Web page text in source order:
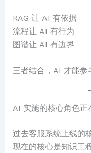
RAG 让 AI 有依据
流程让 AI 有行为
图谱让 AI 有边界
三者结合，AI 才能参
AI 实施的核心角色正
过去客服系统上线的
现在的核心是知识工